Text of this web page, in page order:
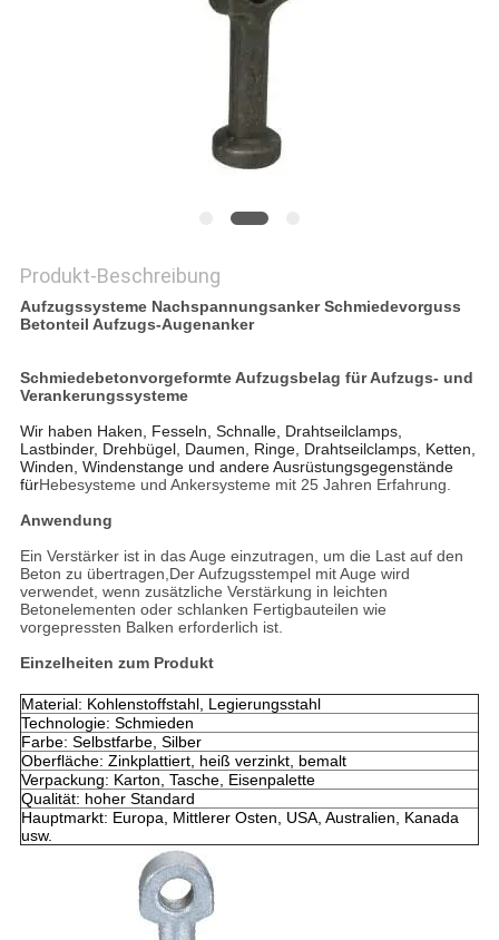
Produkt-Beschreibung
Aufzugssysteme Nachspannungsanker Schmiedevorguss
Betonteil Aufzugs-Augenanker
Schmiedebetonvorgeformte Aufzugsbelag für Aufzugs- und
Verankerungssysteme
Wir haben Haken, Fesseln, Schnalle, Drahtseilclamps,
Lastbinder, Drehbügel, Daumen, Ringe, Drahtseilclamps, Ketten,
Winden, Windenstange und andere Ausrüstungsgegenstände
fürHebesysteme und Ankersysteme mit 25 Jahren Erfahrung.
Anwendung
Ein Verstärker ist in das Auge einzutragen, um die Last auf den
Beton zu übertragen,Der Aufzugsstempel mit Auge wird
verwendet, wenn zusätzliche Verstärkung in leichten
Betonelementen oder schlanken Fertigbauteilen wie
vorgepressten Balken erforderlich ist.
Einzelheiten zum Produkt
Material: Kohlenstoffstahl, Legierungsstahl
Technologie: Schmieden
Farbe: Selbstfarbe, Silber
Oberfläche: Zinkplattiert, heiß verzinkt, bemalt
Verpackung: Karton, Tasche, Eisenpalette
Qualität: hoher Standard
Hauptmarkt: Europa, Mittlerer Osten, USA, Australien, Kanada
usw.